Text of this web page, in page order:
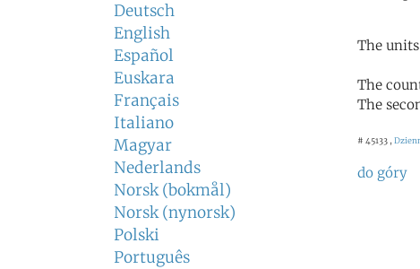
Deutsch
English
Español
Euskara
Français
Italiano
Magyar
Nederlands
Norsk (bokmål)
Norsk (nynorsk)
Polski
Português
The
The
The
# 45133 ,
do góry